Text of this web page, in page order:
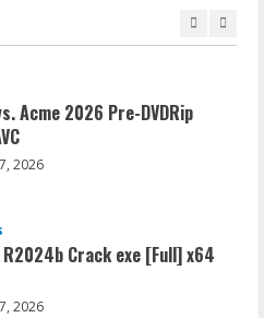
Acme 2026 Pre-DVDRip
2026
R2024b Crack exe [Full] x64
2026